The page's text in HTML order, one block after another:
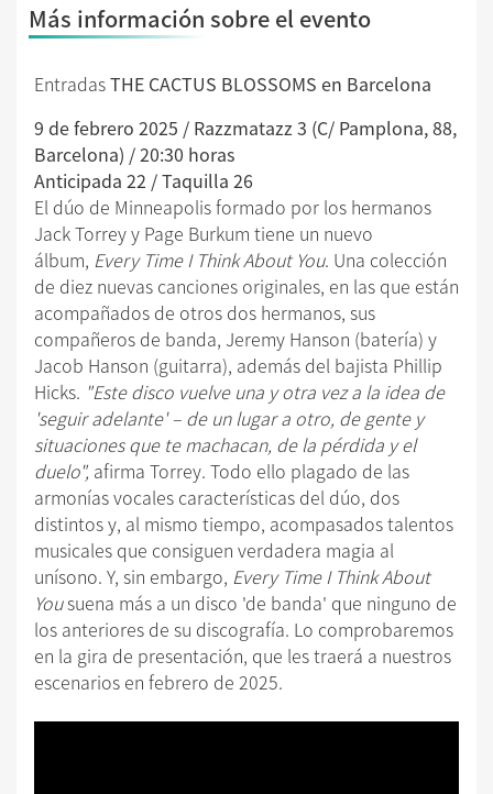
Más información sobre el evento
EntradasTHE CACTUS BLOSSOMS en Barcelona
9 de febrero 2025 / Razzmatazz 3 (C/ Pamplona, 88,
Barcelona) / 20:30 horas
Anticipada 22 / Taquilla 26
El dúo de Minneapolis formado por los hermanos
Jack Torrey y Page Burkum tiene un nuevo
álbum, Every Time I Think About You. Una colección
de diez nuevas canciones originales, en las que están
acompañados de otros dos hermanos, sus
compañeros de banda, Jeremy Hanson (batería) y
Jacob Hanson (guitarra), además del bajista Phillip
Hicks. "Este disco vuelve una y otra vez a la idea de
'seguir adelante' – de un lugar a otro, de gente y
situaciones que te machacan, de la pérdida y el
duelo", afirma Torrey. Todo ello plagado de las
armonías vocales características del dúo, dos
distintos y, al mismo tiempo, acompasados talentos
musicales que consiguen verdadera magia al
unísono. Y, sin embargo, Every Time I Think About
Yousuena más a un disco 'de banda' que ninguno de
los anteriores de su discografía. Lo comprobaremos
en la gira de presentación, que les traerá a nuestros
escenarios en febrero de 2025.